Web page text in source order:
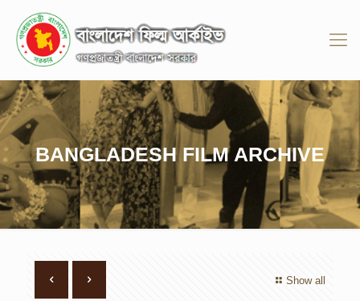
BANGLADESH FILM ARCHIVE
Show all